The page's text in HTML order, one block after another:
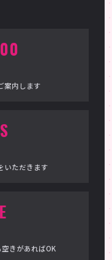
案内します
いただきます
きがあればOK